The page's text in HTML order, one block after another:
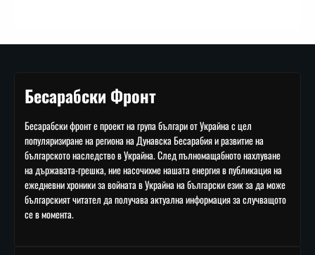
Бесарабски Фронт
Бесарабски фронт е проект на група българи от Украйна с цел
популяризиране на региона на Дунавска Бесарабия и развитие на
българското наследство в Украйна. След пълномащабното нахлуване
на държавата-грешка, ние насочихме нашата енергия в публикация на
ежедневни хроники за войната в Украйна на български език за да може
българският читател да получава актуална информация за случващото
се в момента.